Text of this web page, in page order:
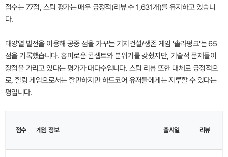
점수는 77점, 스팀 평가는 매우 긍정적(리뷰 수 1,631개)를 유지하고 있습니
다.
태양열 발전을 이용해 공중 점을 가꾸는 기지건설/생존 게임 '솔라펑크'는 65
점을 기록했습니다. 흥미로운 콘셉트와 분위기를 갖췄지만, 기술적 문제들이
장점을 가리고 있다는 평가가 대다수입니다. 스팀 리뷰 또한 대체로 긍정적으
로, 힐링 게임으로서는 할만하지만 하드코어 유저들에게는 지루할 수 있다는
평입니다.
점수
미게임 정보 출시일 리뷰